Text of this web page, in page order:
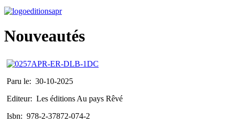
Nouveautés
Paru le: 30-10-2025
Editeur: Les éditions Au pays Rêvé
Isbn: 978-2-37872-074-2